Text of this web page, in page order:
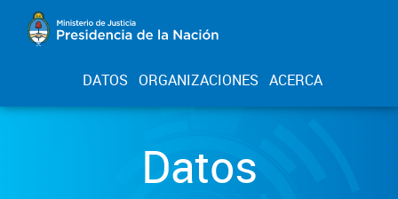
DATOS ORGANIZACIONES ACERCA
Datos